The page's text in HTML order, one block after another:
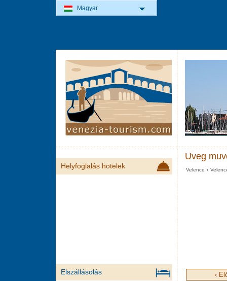
Uveg
Velence ›
‹
Helyfoglalás hotelek
Elszállásolás
Magyar